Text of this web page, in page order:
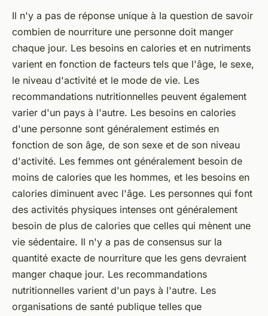
Il n'y a pas de réponse unique à la question de savoir
combien de nourriture une personne doit manger
chaque jour. Les besoins en calories et en nutriments
varient en fonction de facteurs tels que l'âge, le sexe,
le niveau d'activité et le mode de vie. Les
recommandations nutritionnelles peuvent également
varier d'un pays à l'autre. Les besoins en calories
d'une personne sont généralement estimés en
fonction de son âge, de son sexe et de son niveau
d'activité. Les femmes ont généralement besoin de
moins de calories que les hommes, et les besoins en
calories diminuent avec l'âge. Les personnes qui font
des activités physiques intenses ont généralement
besoin de plus de calories que celles qui mènent une
vie sédentaire. Il n'y a pas de consensus sur la
quantité exacte de nourriture que les gens devraient
manger chaque jour. Les recommandations
nutritionnelles varient d'un pays à l'autre. Les
organisations de santé publique telles que